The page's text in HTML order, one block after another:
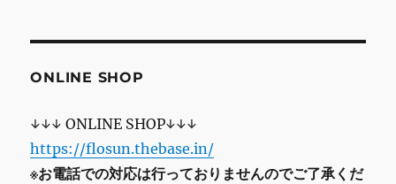
ONLINE SHOP
↓↓↓ ONLINE SHOP↓↓↓
https://flosun.thebase.in/
※お電話での対応は行っておりませんのでご了承くだ